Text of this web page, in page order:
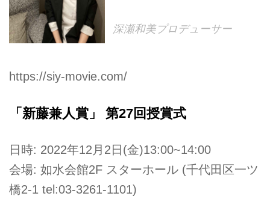
深瀬和美プロデューサー
https://siy-movie.com/
「新藤兼人賞」 第27回授賞式
日時: 2022年12月2日(金)13:00~14:00
会場: 如水会館2F スターホール (千代田区一ツ
橋2-1 tel:03-3261-1101)